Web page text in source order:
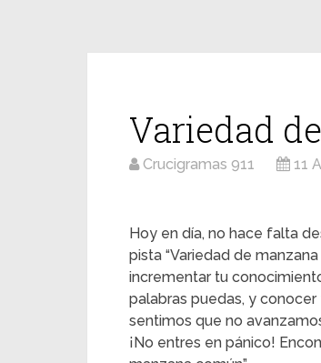
Variedad
Crucigramas 911 11
Hoy en día, no hace falta
pista “Variedad de
incrementar tu
palabras puedas, y
sentimos que no
¡No entres en pánico!